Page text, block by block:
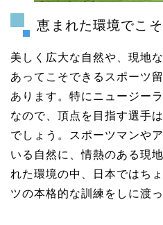
恵まれた環境でこ
美しく広大な自然や、現地
あってこそできるスポーツ
あります。特にニュージー
なので、頂点を目指す選手
でしょう。スポーツマンや
いる自然に、情熱のある現
れた環境の中、日本ではち
ツの本格的な訓練をしに渡